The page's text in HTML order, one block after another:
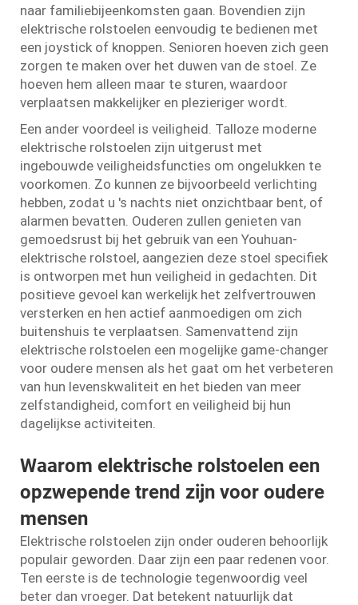
naar familiebijeenkomsten gaan. Bovendien zijn
elektrische rolstoelen eenvoudig te bedienen met
een joystick of knoppen. Senioren hoeven zich geen
zorgen te maken over het duwen van de stoel. Ze
hoeven hem alleen maar te sturen, waardoor
verplaatsen makkelijker en plezieriger wordt.
Een ander voordeel is veiligheid. Talloze moderne
elektrische rolstoelen zijn uitgerust met
ingebouwde veiligheidsfuncties om ongelukken te
voorkomen. Zo kunnen ze bijvoorbeeld verlichting
hebben, zodat u 's nachts niet onzichtbaar bent, of
alarmen bevatten. Ouderen zullen genieten van
gemoedsrust bij het gebruik van een Youhuan-
elektrische rolstoel, aangezien deze stoel specifiek
is ontworpen met hun veiligheid in gedachten. Dit
positieve gevoel kan werkelijk het zelfvertrouwen
versterken en hen actief aanmoedigen om zich
buitenshuis te verplaatsen. Samenvattend zijn
elektrische rolstoelen een mogelijke game-changer
voor oudere mensen als het gaat om het verbeteren
van hun levenskwaliteit en het bieden van meer
zelfstandigheid, comfort en veiligheid bij hun
dagelijkse activiteiten.
Waarom elektrische rolstoelen een
opzwepende trend zijn voor oudere
mensen
Elektrische rolstoelen zijn onder ouderen behoorlijk
populair geworden. Daar zijn een paar redenen voor.
Ten eerste is de technologie tegenwoordig veel
beter dan vroeger. Dat betekent natuurlijk dat